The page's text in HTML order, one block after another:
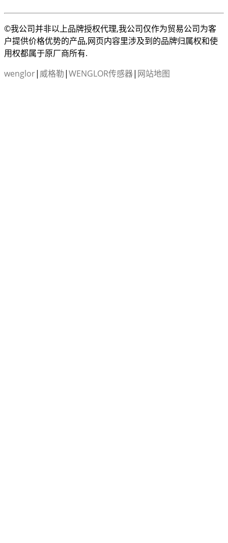
©我公司并非以上品牌授权代理,我公司仅作为贸易公司为客
户提供价格优势的产品,网页内容里涉及到的品牌归属权和使
用权都属于原厂商所有.
wenglor| 威格勒|WENGLOR传感器| 网站地图